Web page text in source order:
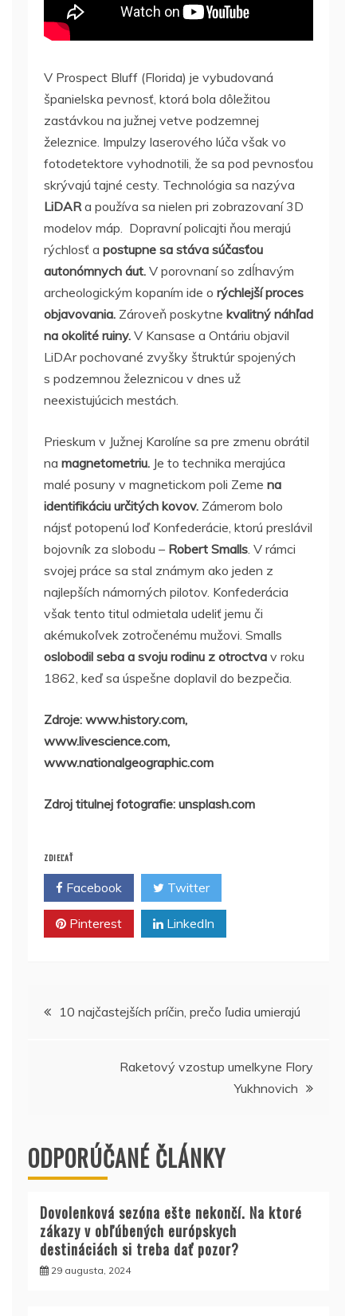
V Prospect Bluff (Florida) je vybudovaná
španielska pevnosť, ktorá bola dôležitou
zastávkou na južnej vetve podzemnej
železnice. Impulzy laserového lúča však vo
fotodetektore vyhodnotili, že sa pod pevnosťou
skrývajú tajné cesty. Technológia sa nazýva
LiDARa používa sa nielen pri zobrazovaní 3D
modelov máp. Dopravní policajti ňou merajú
rýchlosť a postupne sa stáva súčasťou
autonómnych áut. V porovnaní so zdĺhavým
archeologickým kopaním ide o rýchlejší proces
objavovania. Zároveň poskytne kvalitný náhľad
na okolité ruiny. V Kansase a Ontáriu objavil
LiDAr pochované zvyšky štruktúr spojených
s podzemnou železnicou v dnes už
neexistujúcich mestách.
Prieskum v Južnej Karolíne sa pre zmenu obrátil
na magnetometriu. Je to technika merajúca
malé posuny v magnetickom poli Zeme na
identifikáciu určitých kovov. Zámerom bolo
nájsť potopenú loď Konfederácie, ktorú preslávil
bojovník za slobodu – Robert Smalls. V rámci
svojej práce sa stal známym ako jeden z
najlepších námorných pilotov. Konfederácia
však tento titul odmietala udeliť jemu či
akémukoľvek zotročenému mužovi. Smalls
oslobodil seba a svoju rodinu z otroctva v roku
1862, keď sa úspešne doplavil do bezpečia.
Zdroje: www.history.com,
www.livescience.com,
www.nationalgeographic.com
Zdroj titulnej fotografie: unsplash.com
ZDIEĽAŤ
Facebook Twitter
Pinterest LinkedIn
Navigácia
10 najčastejších príčin, prečo ľudia umierajú
Raketový vzostup umelkyne Flory
Yukhnovich
ODPORÚČANÉ ČLÁNKY
Dovolenková sezóna ešte nekončí. Na ktoré
zákazy v obľúbených európskych
destináciách si treba dať pozor?
29 augusta, 2024